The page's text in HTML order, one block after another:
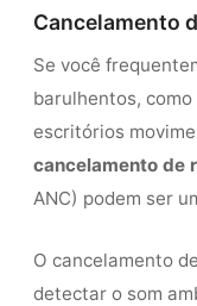
Cancelamento
Se você
barulhentos,
escritórios
cancelamento de
ANC) podem ser
O cancelamento
detectar o som